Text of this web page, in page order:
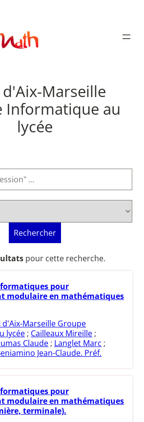
d'Aix-Marseille
Informatique au
lycée
Rechercher
pour cette recherche.
pour
modulaire en mathématiques
d'Aix-Marseille Groupe
lycée ; Cailleaux Mireille ;
Claude ; Langlet Marc ;
Jean-Claude. Préf.
pour
modulaire en mathématiques
terminale).